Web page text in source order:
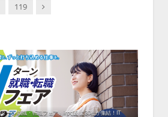
119 Next
ターン就職・転職フェア」in大阪 に30社が集結！IT